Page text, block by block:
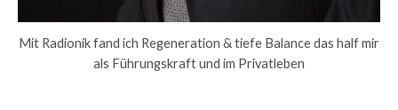
Mit Radionik fand ich Regeneration & tiefe Balance das half mir
als Führungskraft und im Privatleben